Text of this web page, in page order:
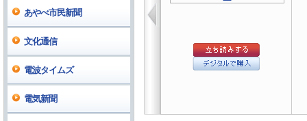
あやべ市民新聞
文化通信
電波タイムズ
電気新聞